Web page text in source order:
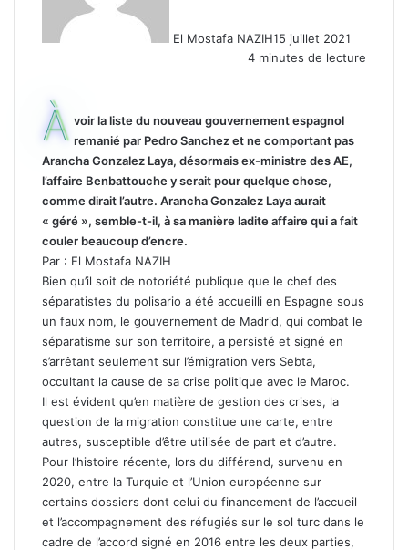
El Mostafa NAZIH15 juillet 2021
4 minutes de lecture
À voir la liste du nouveau gouvernement espagnol
remanié par Pedro Sanchez et ne comportant pas
Arancha Gonzalez Laya, désormais ex-ministre des AE,
l’affaire Benbattouche y serait pour quelque chose,
comme dirait l’autre. Arancha Gonzalez Laya aurait
« géré », semble-t-il, à sa manière ladite affaire qui a fait
couler beaucoup d’encre.
Par : El Mostafa NAZIH
Bien qu’il soit de notoriété publique que le chef des
séparatistes du polisario a été accueilli en Espagne sous
un faux nom, le gouvernement de Madrid, qui combat le
séparatisme sur son territoire, a persisté et signé en
s’arrêtant seulement sur l’émigration vers Sebta,
occultant la cause de sa crise politique avec le Maroc.
Il est évident qu’en matière de gestion des crises, la
question de la migration constitue une carte, entre
autres, susceptible d’être utilisée de part et d’autre.
Pour l’histoire récente, lors du différend, survenu en
2020, entre la Turquie et l’Union européenne sur
certains dossiers dont celui du financement de l’accueil
et l’accompagnement des réfugiés sur le sol turc dans le
cadre de l’accord signé en 2016 entre les deux parties,